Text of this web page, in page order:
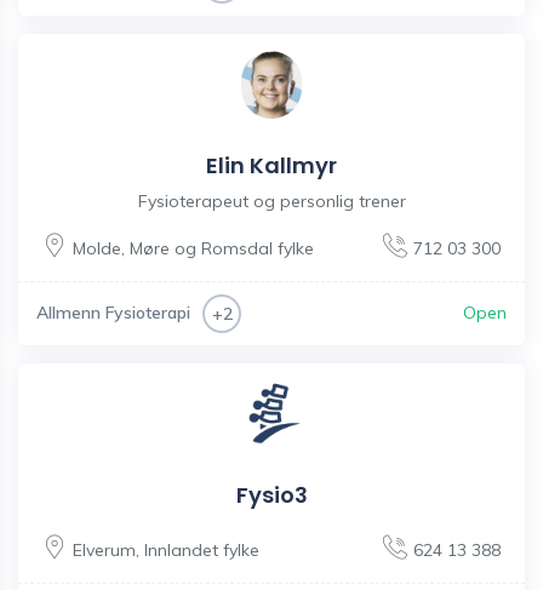
Elin Kallmyr
Fysioterapeut og personlig trener
Molde Møre og Romsdal fylke 712 03 300
Allmenn Fysioterapi +2 Open
Fysio3
Elverum Innlandet fylke 624 13 388